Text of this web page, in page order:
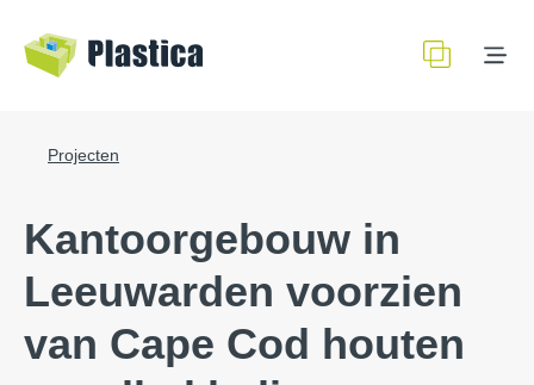
Projecten
Kantoorgebouw in
Leeuwarden voorzien
van Cape Cod houten